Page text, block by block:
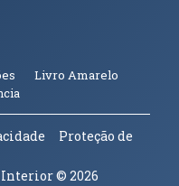
Livro Amarelo
(abre em nova janela)
Proteção de
Interior© 2026